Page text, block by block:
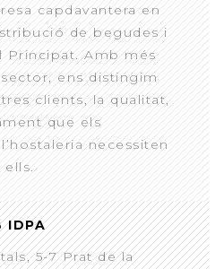
capdavantera en
de begudes i
Principat. Amb més
ens distingim
clients, la qualitat,
que els
necessiten
ells.
IDPA
5-7 Prat de la